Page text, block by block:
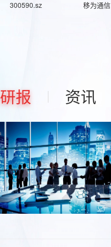
300590.sz 移为通信
研报 资讯